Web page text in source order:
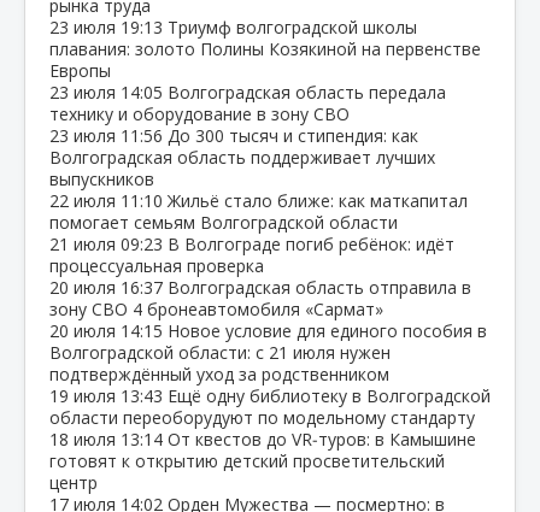
рынка труда
23 июля 19:13 Триумф волгоградской школы
плавания: золото Полины Козякиной на первенстве
Европы
23 июля 14:05 Волгоградская область передала
технику и оборудование в зону СВО
23 июля 11:56 До 300 тысяч и стипендия: как
Волгоградская область поддерживает лучших
выпускников
22 июля 11:10 Жильё стало ближе: как маткапитал
помогает семьям Волгоградской области
21 июля 09:23 В Волгограде погиб ребёнок: идёт
процессуальная проверка
20 июля 16:37 Волгоградская область отправила в
зону СВО 4 бронеавтомобиля «Сармат»
20 июля 14:15 Новое условие для единого пособия в
Волгоградской области: с 21 июля нужен
подтверждённый уход за родственником
19 июля 13:43 Ещё одну библиотеку в Волгоградской
области переоборудуют по модельному стандарту
18 июля 13:14 От квестов до VR‑туров: в Камышине
готовят к открытию детский просветительский
центр
17 июля 14:02 Орден Мужества — посмертно: в